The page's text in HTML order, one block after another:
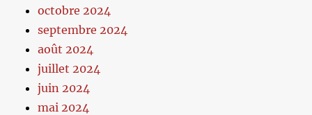
octobre 2024
septembre 2024
août 2024
juillet 2024
juin 2024
mai 2024